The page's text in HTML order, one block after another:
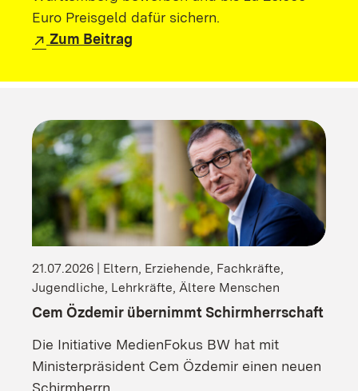
Euro Preisgeld dafür sichern.
Zum Beitrag
21.07.2026 | Eltern, Erziehende, Fachkräfte,
Jugendliche, Lehrkräfte, Ältere Menschen
Cem Özdemir übernimmt Schirmherrschaft
Die Initiative MedienFokus BW hat mit
Ministerpräsident Cem Özdemir einen neuen
Schirmherrn.